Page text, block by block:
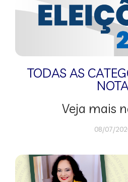
TODAS AS
Veja mais
08/07/